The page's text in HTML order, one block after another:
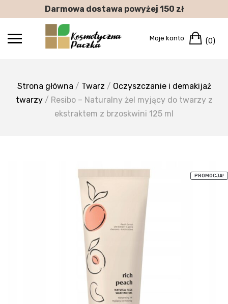
to
Darmowa dostawa powyżej 150 zł
Moje konto (0)
Strona główna / Twarz / Oczyszczanie i demakijaż
twarzy/ Resibo – Naturalny żel myjący do twarzy z
ekstraktem z brzoskwini 125 ml
PROMOCJA!